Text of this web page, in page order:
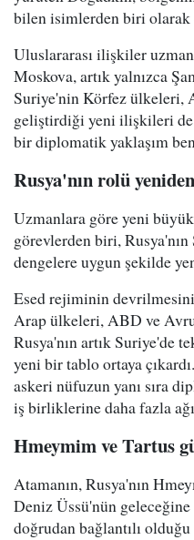
bilen isimlerden biri
Uluslararası ilişkiler
Moskova, artık yalnızca
Suriye'nin Körfez ülkeleri,
geliştirdiği yeni ilişkileri de
bir diplomatik yaklaşım
Rusya'nın rolü
Uzmanlara göre yeni
görevlerden biri,
dengelere uygun şekilde
Esed rejiminin
Arap ülkeleri, ABD ve
Rusya'nın artık Suriye'de
yeni bir tablo ortaya
askeri nüfuzun yanı sıra
iş birliklerine daha fazla
Hmeymim ve Tartus
Atamanın, Rusya'nın
Deniz Üssü'nün
doğrudan bağlantılı